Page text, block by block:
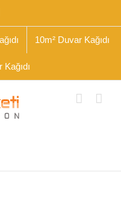
10m² Duvar Kağıdı